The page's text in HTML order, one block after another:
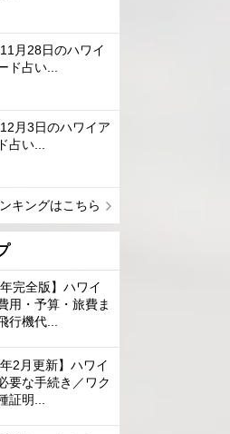
月28日のハワイ
ド占い...
月3日のハワイア
占い...
キングはこちら
年完全版】ハワイ
用・予算・旅費ま
行機代...
年2月更新】ハワイ
要な手続き／ワク
証明...